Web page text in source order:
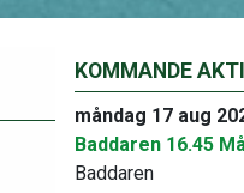
KOMMANDE
måndag 17 aug
Baddaren 16.45
Baddaren